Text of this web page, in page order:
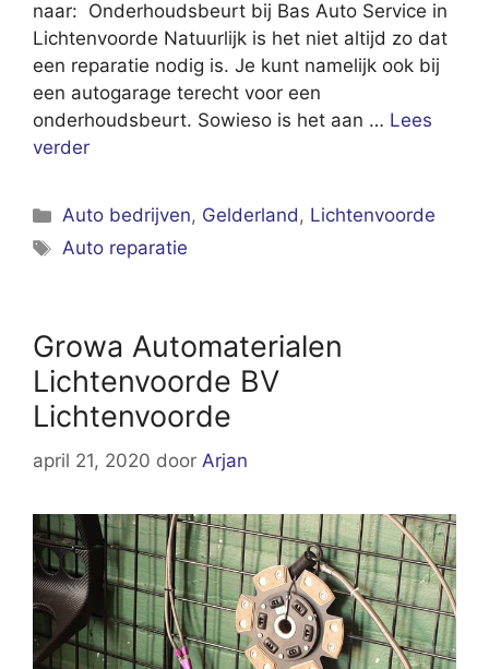
naar: Onderhoudsbeurt bij Bas Auto Service in
Lichtenvoorde Natuurlijk is het niet altijd zo dat
een reparatie nodig is. Je kunt namelijk ook bij
een autogarage terecht voor een
onderhoudsbeurt. Sowieso is het aan … Lees
verder
Categorieën
Auto bedrijven, Gelderland, Lichtenvoorde
Tags
Auto reparatie
Growa Automaterialen
Lichtenvoorde BV
Lichtenvoorde
april 21, 2020 door Arjan